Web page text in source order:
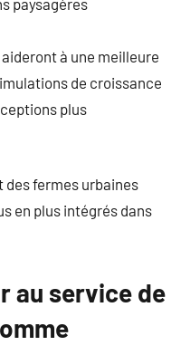
à une meilleure
de croissance
plus
des fermes urbaines
en plus intégrés dans
au service de